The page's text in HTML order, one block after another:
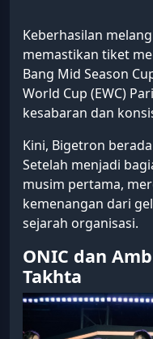
Keberhasilan
memastikan tiket
Bang Mid Season
World Cup (EWC)
kesabaran dan
Kini, Bigetron
Setelah menjadi
musim pertama,
kemenangan dari
sejarah organisasi.
ONIC dan
Takhta